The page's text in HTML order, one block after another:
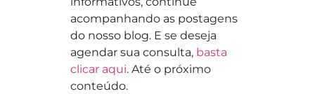
acompanhando as postagens
do nosso blog. E se deseja
agendar sua consulta, basta
clicar aqui. Até o próximo
conteúdo.